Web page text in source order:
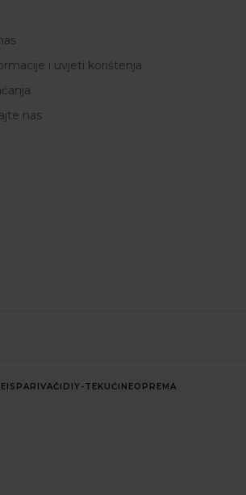
i uvjeti korištenja
nas
ISPARIVAČI DIY-TEKUĆINEOPREMA